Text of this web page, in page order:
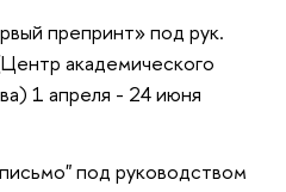
препринт» под рук.
академического
1 апреля - 24 июня
под руководством